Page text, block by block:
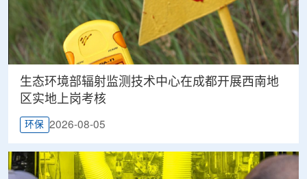
生态环境部辐射监测技术中心在成都开展西南地
区实地上岗考核
环保 2026-08-05